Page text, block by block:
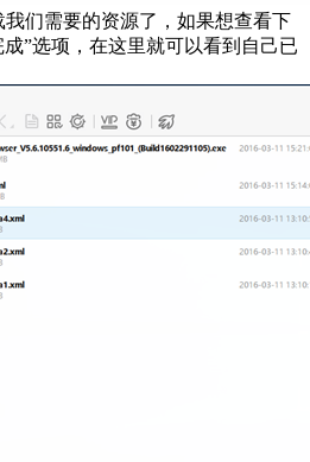
们需要的资源了，如果想查看下
”选项，在这里就可以看到自己已